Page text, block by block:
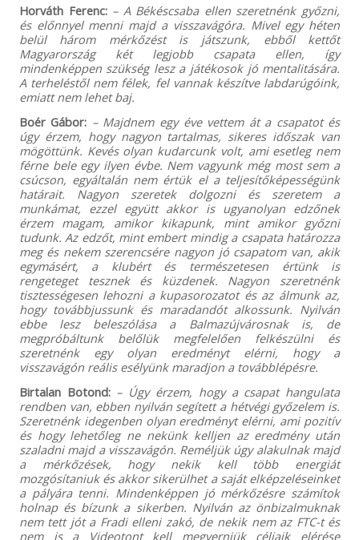
Horváth Ferenc: – A Békéscsaba ellen szeretnénk győzni,
és előnnyel menni majd a visszavágóra. Mivel egy héten
belül három mérkőzést is játszunk, ebből kettőt
Magyarország két legjobb csapata ellen, így
mindenképpen szükség lesz a játékosok jó mentalitására.
A terheléstől nem félek, fel vannak készítve labdarúgóink,
emiatt nem lehet baj.
Boér Gábor: – Majdnem egy éve vettem át a csapatot és
úgy érzem, hogy nagyon tartalmas, sikeres időszak van
mögöttünk. Kevés olyan kudarcunk volt, ami esetleg nem
férne bele egy ilyen évbe. Nem vagyunk még most sem a
csúcson, egyáltalán nem értük el a teljesítőképességünk
határait. Nagyon szeretek dolgozni és szeretem a
munkámat, ezzel együtt akkor is ugyanolyan edzőnek
érzem magam, amikor kikapunk, mint amikor győzni
tudunk. Az edzőt, mint embert mindig a csapata határozza
meg és nekem szerencsére nagyon jó csapatom van, akik
egymásért, a klubért és természetesen értünk is
rengeteget tesznek és küzdenek. Nagyon szeretnénk
tisztességesen lehozni a kupasorozatot és az álmunk az,
hogy továbbjussunk és maradandót alkossunk. Nyilván
ebbe lesz beleszólása a Balmazújvárosnak is, de
megpróbáltunk belőlük megfelelően felkészülni és
szeretnénk egy olyan eredményt elérni, hogy a
visszavágón reális esélyünk maradjon a továbblépésre.
Birtalan Botond: – Úgy érzem, hogy a csapat hangulata
rendben van, ebben nyilván segített a hétvégi győzelem is.
Szeretnénk idegenben olyan eredményt elérni, ami pozitív
és hogy lehetőleg ne nekünk kelljen az eredmény után
szaladni majd a visszavágón. Reméljük úgy alakulnak majd
a mérkőzések, hogy nekik kell több energiát
mozgósítaniuk és akkor sikerülhet a saját elképzeléseinket
a pályára tenni. Mindenképpen jó mérkőzésre számítok
holnap és bízunk a sikerben. Nyilván az önbizalmuknak
nem tett jót a Fradi elleni zakó, de nekik nem az FTC-t és
nem is a Videotont kell megverniük céljaik elérése